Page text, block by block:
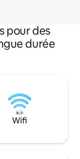
pour des
durée
Wifi